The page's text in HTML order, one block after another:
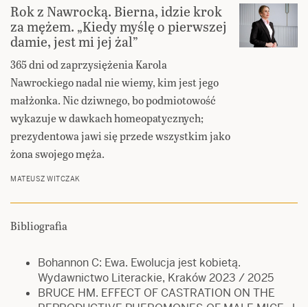
Rok z Nawrocką. Bierna, idzie krok
za mężem. „Kiedy myślę o pierwszej
damie, jest mi jej żal”
365 dni od zaprzysiężenia Karola
Nawrockiego nadal nie wiemy, kim jest jego
małżonka. Nic dziwnego, bo podmiotowość
wykazuje w dawkach homeopatycznych;
prezydentowa jawi się przede wszystkim jako
żona swojego męża.
MATEUSZ WITCZAK
Bibliografia
Bohannon C: Ewa. Ewolucja jest kobietą.
Wydawnictwo Literackie, Kraków 2023 / 2025
BRUCE HM. EFFECT OF CASTRATION ON THE